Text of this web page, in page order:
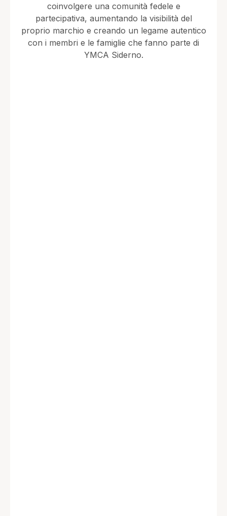
coinvolgere una comunità fedele e
partecipativa, aumentando la visibilità del
proprio marchio e creando un legame autentico
con i membri e le famiglie che fanno parte di
YMCA Siderno.